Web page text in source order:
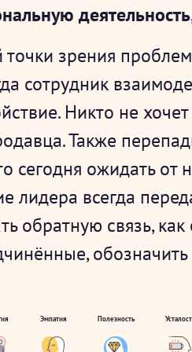
зрения
сотрудник
Никто не
Также
сегодня ожидать
лидера всегда
обратную связь,
Эмпатия Полезность